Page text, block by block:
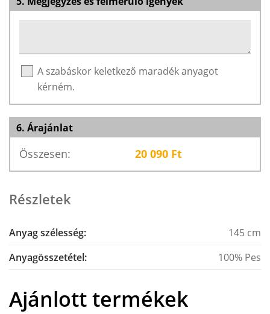
A szabáskor keletkező maradék anyagot
kérném.
6. Árajánlat
Összesen: 20 090 Ft
Részletek
Anyag szélesség:
145 cm
Anyagösszetétel:
100% Pes
Ajánlott termékek